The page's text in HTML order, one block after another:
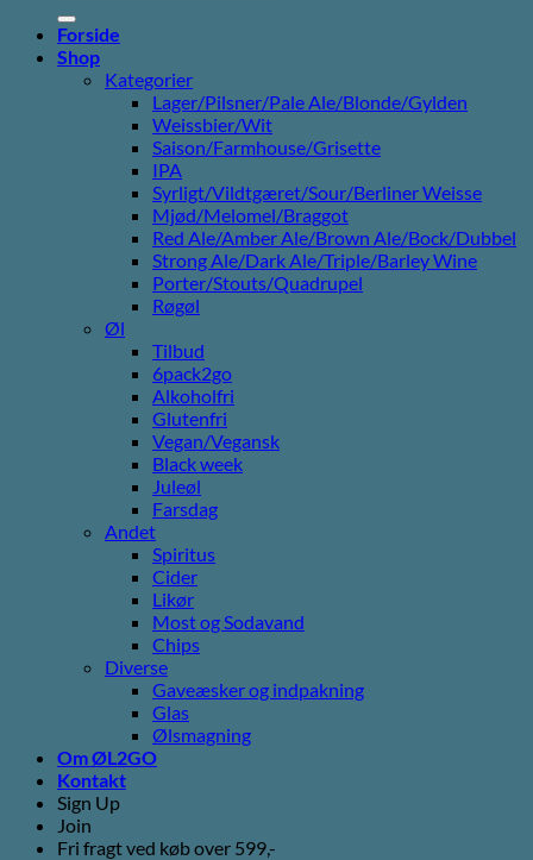
efter:
Forside
Shop
Kategorier
Lager/Pilsner/Pale Ale/Blonde/Gylden
Weissbier/Wit
Saison/Farmhouse/Grisette
IPA
Syrligt/Vildtgæret/Sour/Berliner Weisse
Mjød/Melomel/Braggot
Red Ale/Amber Ale/Brown Ale/Bock/Dubbel
Strong Ale/Dark Ale/Triple/Barley Wine
Porter/Stouts/Quadrupel
Røgøl
Øl
Tilbud
6pack2go
Alkoholfri
Glutenfri
Vegan/Vegansk
Black week
Juleøl
Farsdag
Andet
Spiritus
Cider
Likør
Most og Sodavand
Chips
Diverse
Gaveæsker og indpakning
Glas
Ølsmagning
Om ØL2GO
Kontakt
Sign Up
Join
Fri fragt ved køb over 599,-